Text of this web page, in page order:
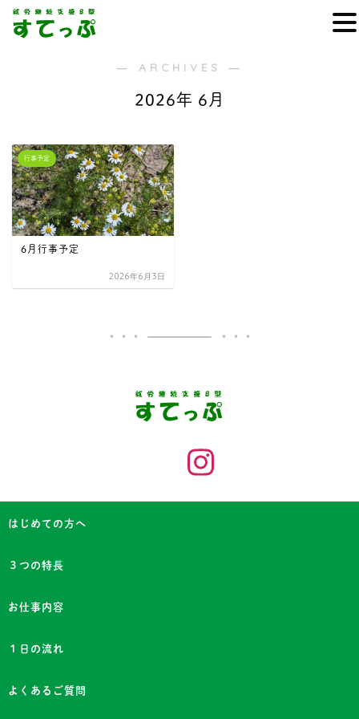
― ARCHIVES ―
2026年 6月
行事予定
6月行事予定
2026年6月3日
はじめての方へ
３つの特長
お仕事内容
１日の流れ
よくあるご質問